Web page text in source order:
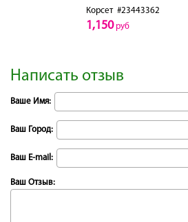
Корсет#23443362
1,150руб
Написать отзыв
Ваше Имя:
Ваш Город:
Ваш E-mail:
Ваш Отзыв: